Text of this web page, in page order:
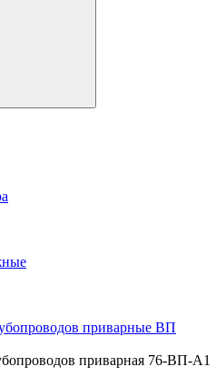
приварные ВП
приварная 76-ВП-А1